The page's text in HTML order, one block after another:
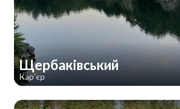
Щербаківський
Кар'єр